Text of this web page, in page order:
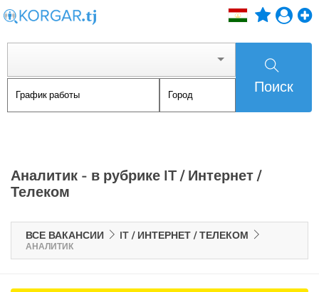
Поиск
Аналитик - в рубрике IT / Интернет /
Телеком
ВСЕ ВАКАНСИИ IT / ИНТЕРНЕТ / ТЕЛЕКОМ
АНАЛИТИК